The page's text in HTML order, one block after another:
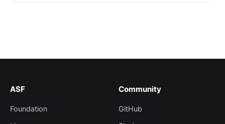
ASF
Foundation
Community
GitHub